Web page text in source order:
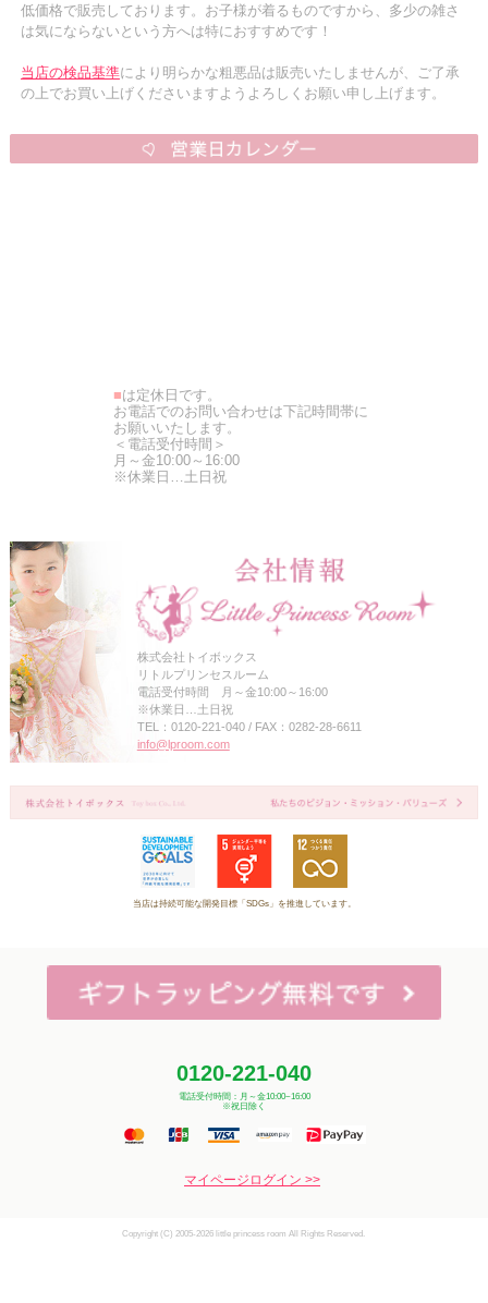
低価格で販売しております。お子様が着るものですから、多少の雑さ
は気にならないという方へは特におすすめです！
当店の検品基準により明らかな粗悪品は販売いたしませんが、ご了承
の上でお買い上げくださいますようよろしくお願い申し上げます。
■は定休日です。
お電話でのお問い合わせは下記時間帯に
お願いいたします。
＜電話受付時間＞
月～金10:00～16:00
※休業日…土日祝
株式会社トイボックス
リトルプリンセスルーム
電話受付時間 月～金10:00～16:00
※休業日…土日祝
TEL：0120-221-040 / FAX：0282-28-6611
info@lproom.com
当店は持続可能な開発目標「SDGs」を推進しています。
0120-221-040
電話受付時間：月～金10:00~16:00
※祝日除く
マイページログイン >>
Copyright (C) 2005-2026 little princess room All Rights Reserved.